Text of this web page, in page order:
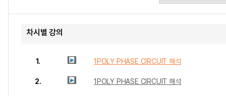
차시별 강의
1. 1POLY PHASE CIRCUIT 해석
2. 1POLY PHASE CIRCUIT 해석